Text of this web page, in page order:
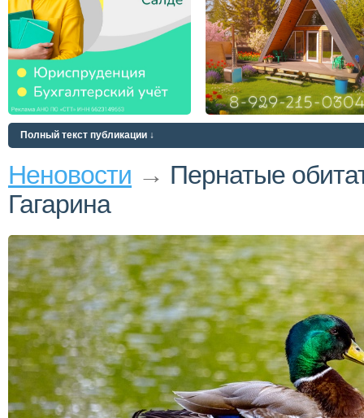
Полный текст публикации ↓
Неновости → Пернатые
Гагарина